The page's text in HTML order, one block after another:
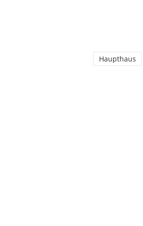
Haupthaus